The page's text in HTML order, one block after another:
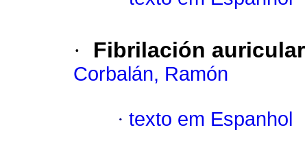
· Fibrilación
Corbalán, Ramón
· texto em Espanhol